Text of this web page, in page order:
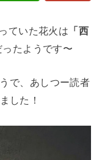
ていた花火は 「西
たようです〜
で、あしつー読者
した！